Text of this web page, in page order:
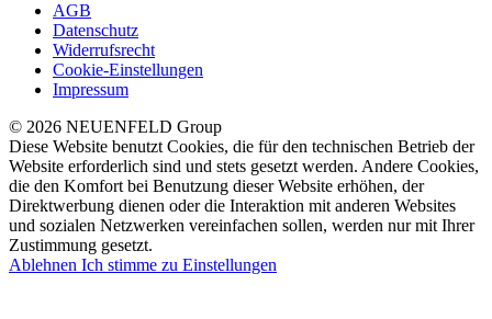
AGB
Datenschutz
Widerrufsrecht
Cookie-Einstellungen
Impressum
© 2026 NEUENFELD Group
Diese Website benutzt Cookies, die für den technischen Betrieb der
Website erforderlich sind und stets gesetzt werden. Andere Cookies,
die den Komfort bei Benutzung dieser Website erhöhen, der
Direktwerbung dienen oder die Interaktion mit anderen Websites
und sozialen Netzwerken vereinfachen sollen, werden nur mit Ihrer
Zustimmung gesetzt.
Ablehnen Ich stimme zu Einstellungen